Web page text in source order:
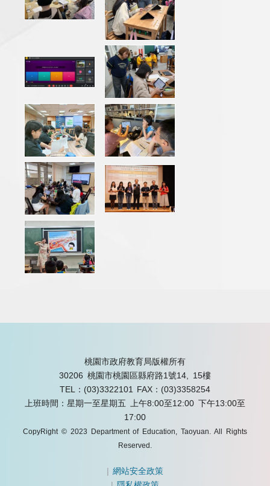
桃園市政府教育局版權所有
30206 桃園市桃園區縣府路1號14, 15樓
TEL：(03)3322101 FAX：(03)3358254
上班時間：星期一至星期五 上午8:00至12:00 下午13:00至
17:00
CopyRight © 2023 Department of Education, Taoyuan. All Rights
Reserved.
|網站安全政策